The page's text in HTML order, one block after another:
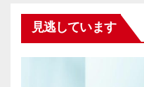
見逃しています